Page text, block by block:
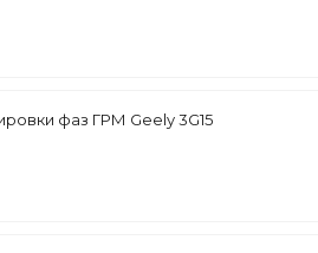
фаз ГРМ Geely 3G15